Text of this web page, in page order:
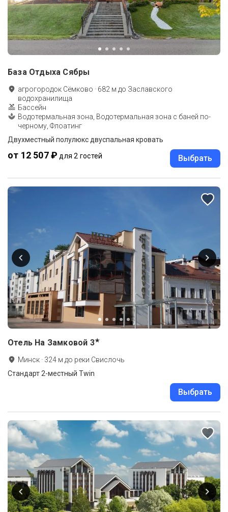
База Отдыха Сябры
агрогородок Сёмково · 682 м до Заславского
водохранилища
Бассейн
Водотермальная зона, Водотермальная зона с баней по-
черному, Флоатинг
Двухместный полулюкс двуспальная кровать
от 12 507 ₽ для 2 гостей Выбрать
Отель На Замковой 3★
Минск · 324 м до реки Свислочь
Стандарт 2-местный Twin
Выбрать